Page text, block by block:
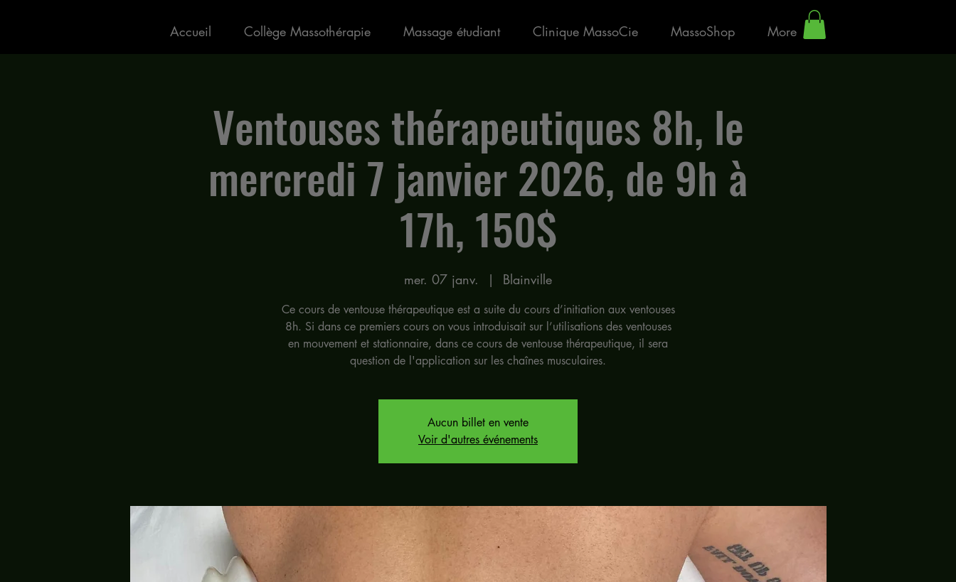
Accueil Collège Massothérapie Massage étudiant Clinique MassoCie MassoShop More
Ventouses thérapeutiques 8h, le
mercredi 7 janvier 2026, de 9h à
17h, 150$
mer. 07 janv.
  |
Blainville
Ce cours de ventouse thérapeutique est a suite du cours d’initiation aux ventouses
8h. Si dans ce premiers cours on vous introduisait sur l’utilisations des ventouses
en mouvement et stationnaire, dans ce cours de ventouse thérapeutique, il sera
question de l'application sur les chaînes musculaires.
Aucun billet en vente
Voir d'autres événements